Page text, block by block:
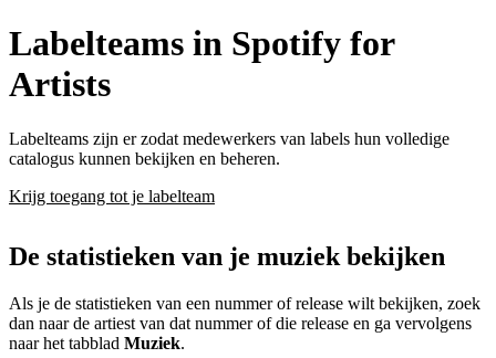
Labelteams in Spotify for
Artists
Labelteams zijn er zodat medewerkers van labels hun volledige
catalogus kunnen bekijken en beheren.
Krijg toegang tot je labelteam
De statistieken van je muziek bekijken
Als je de statistieken van een nummer of release wilt bekijken, zoek
dan naar de artiest van dat nummer of die release en ga vervolgens
naar het tabblad Muziek.